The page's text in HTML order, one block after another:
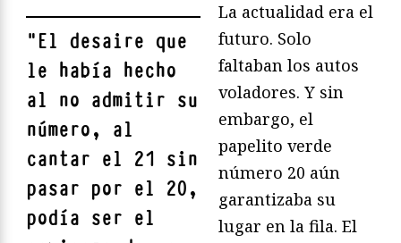
"El desaire que
le había hecho
al no admitir su
número, al
cantar el 21 sin
pasar por el 20,
podía ser el
La actualidad era el
futuro. Solo
faltaban los autos
voladores. Y sin
embargo, el
papelito verde
número 20 aún
garantizaba su
lugar en la fila. El